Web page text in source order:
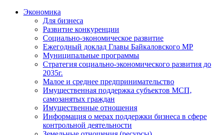
Экономика
Для бизнеса
Развитие конкуренции
Социально-экономическое развитие
Ежегодный доклад Главы Байкаловского МР
Муниципальные программы
Стратегия социально-экономического развития до
2035г.
Малое и среднее предпринимательство
Имущественная поддержка субъектов МСП,
самозанятых граждан
Имущественные отношения
Информация о мерах поддержки бизнеса в сфере
контрольной деятельности